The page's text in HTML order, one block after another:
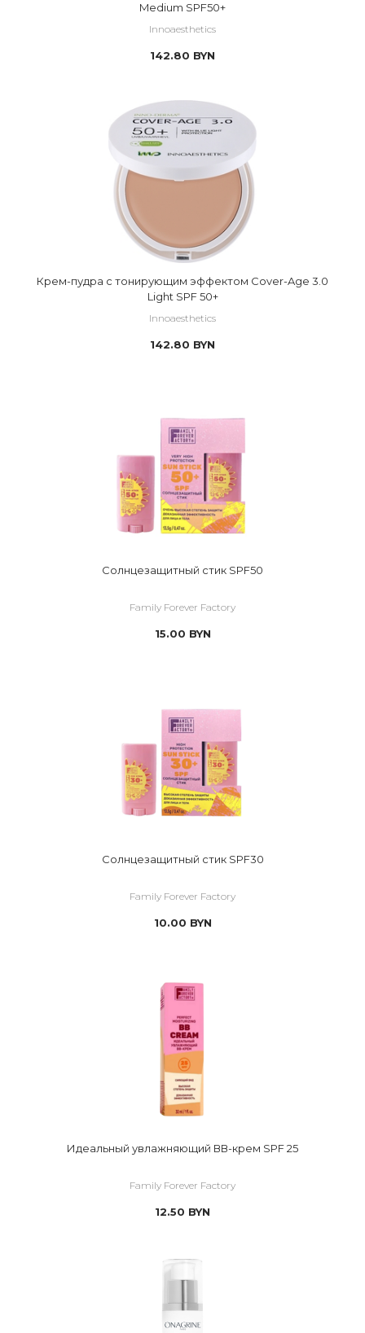
Medium SPF50+
Innoaesthetics
142.80 BYN
Крем-пудра с тонирующим эффектом Cover-Age 3.0
Light SPF 50+
Innoaesthetics
142.80 BYN
Солнцезащитный стик SPF50
Family Forever Factory
15.00 BYN
Солнцезащитный стик SPF30
Family Forever Factory
10.00 BYN
Идеальный увлажняющий ВВ-крем SPF 25
Family Forever Factory
12.50 BYN